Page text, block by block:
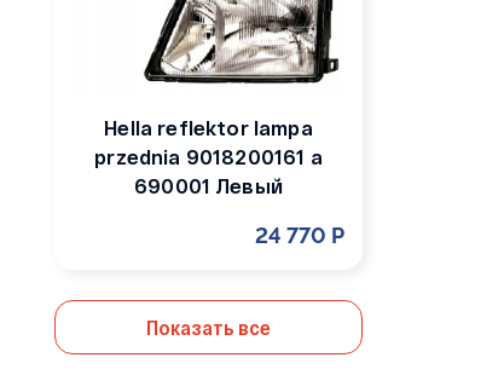
Hella reflektor lampa
przednia 9018200161 a
690001 Левый
24 770 Р
Показать все